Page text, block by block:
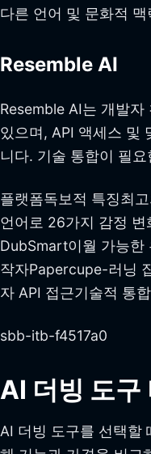
다른 언어 및 문화적
Resemble AI
Resemble AI는 개발자
있으며, API 액세스 및
니다. 기술 통합이 필
플랫폼독보적 특징최
언어로 26가지 감정
DubSmart이월 가능한
작자Papercupe-러닝
자 API 접근기술적 통합
sbb-itb-f4517a0
AI 더빙 도구
AI 더빙 도구를 선택할